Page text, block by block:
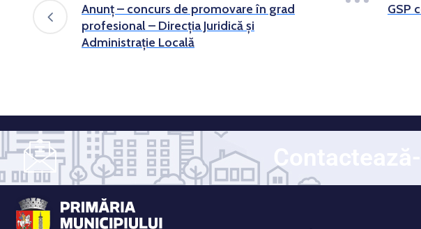
Anunț – concurs de promovare în grad
profesional – Direcția Juridică și
Administrație Locală
GSP
Contactează-